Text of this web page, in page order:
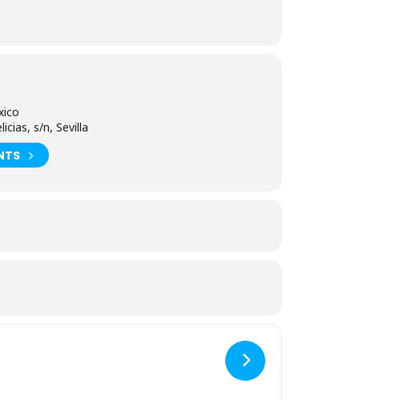
s/n, Sevilla